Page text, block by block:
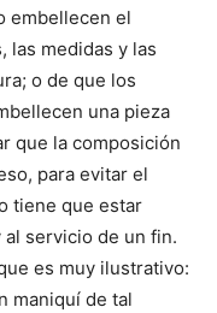
embellecen el
las medidas y las
o de que los
una pieza
que la composición
para evitar el
tiene que estar
servicio de un fin.
es muy ilustrativo:
maniquí de tal